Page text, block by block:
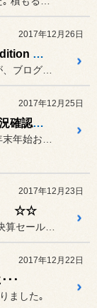
2017年12月26日
☆ StanceNation Japan G Edition 2017 Tokyo ☆
2017年12月25日
☆ 電話予約 ＆ ピット予約状況確認できます ☆
2017年12月23日
・ ☆☆
2017年12月22日
･･
ました｡